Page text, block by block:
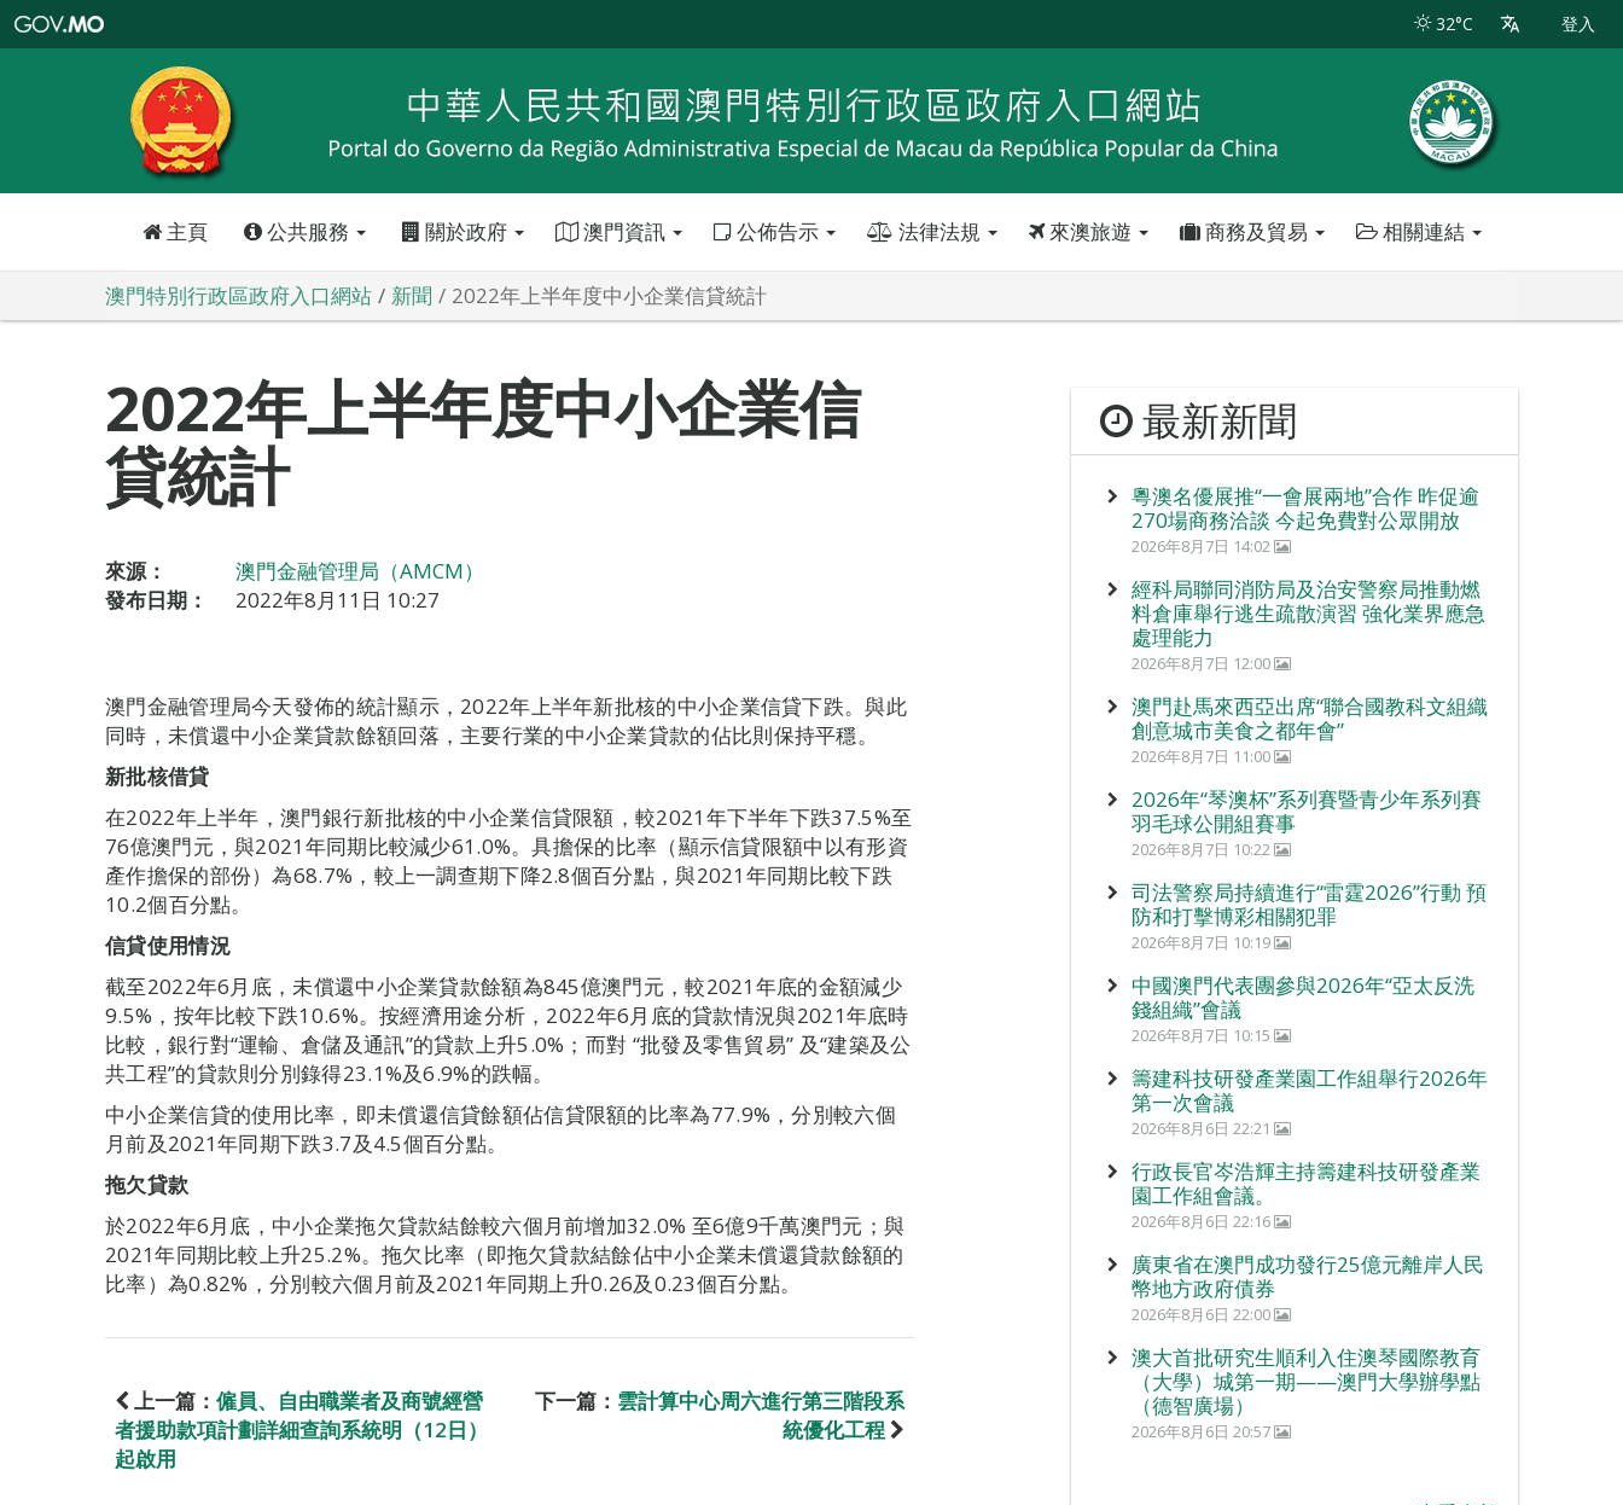
特
政
區
政
口
32°C 登入
主頁 公共服務 關於政府 澳門資訊 公佈告示 法律法規 來澳旅遊 商務及貿易 相關連結
澳門特別行政區政府入口網站 新聞 2022年上半年度中小企業信貸統計
2022年上半年度中小企業信
貸統計
來源：
澳門金融管理局（AMCM）
發布日期：
2022年8月11日 10:27
澳門金融管理局今天發佈的統計顯示，2022年上半年新批核的中小企業信貸下跌。與此
同時，未償還中小企業貸款餘額回落，主要行業的中小企業貸款的佔比則保持平穩。
新批核借貸
在2022年上半年，澳門銀行新批核的中小企業信貸限額，較2021年下半年下跌37.5%至
76億澳門元，與2021年同期比較減少61.0%。具擔保的比率（顯示信貸限額中以有形資
產作擔保的部份）為68.7%，較上一調查期下降2.8個百分點，與2021年同期比較下跌
10.2個百分點。
信貸使用情況
截至2022年6月底，未償還中小企業貸款餘額為845億澳門元，較2021年底的金額減少
9.5%，按年比較下跌10.6%。按經濟用途分析，2022年6月底的貸款情況與2021年底時
比較，銀行對“運輸、倉儲及通訊”的貸款上升5.0%；而對 “批發及零售貿易” 及“建築及公
共工程”的貸款則分別錄得23.1%及6.9%的跌幅。
中小企業信貸的使用比率，即未償還信貸餘額佔信貸限額的比率為77.9%，分別較六個
月前及2021年同期下跌3.7及4.5個百分點。
拖欠貸款
於2022年6月底，中小企業拖欠貸款結餘較六個月前增加32.0% 至6億9千萬澳門元；與
2021年同期比較上升25.2%。拖欠比率（即拖欠貸款結餘佔中小企業未償還貸款餘額的
比率）為0.82%，分別較六個月前及2021年同期上升0.26及0.23個百分點。
上一篇： 僱員、自由職業者及商號經營
者援助款項計劃詳細查詢系統明（12日）
起啟用
下一篇： 雲計算中心周六進行第三階段系
統優化工程
最新新聞
粵澳名優展推“一會展兩地”合作 昨促逾
270場商務洽談 今起免費對公眾開放
2026年8月7日 14:02
經科局聯同消防局及治安警察局推動燃
料倉庫舉行逃生疏散演習 強化業界應急
處理能力
2026年8月7日 12:00
澳門赴馬來西亞出席“聯合國教科文組織
創意城市美食之都年會”
2026年8月7日 11:00
2026年“琴澳杯”系列賽暨青少年系列賽
羽毛球公開組賽事
2026年8月7日 10:22
司法警察局持續進行“雷霆2026”行動 預
防和打擊博彩相關犯罪
2026年8月7日 10:19
中國澳門代表團參與2026年“亞太反洗
錢組織”會議
2026年8月7日 10:15
籌建科技研發產業園工作組舉行2026年
第一次會議
2026年8月6日 22:21
行政長官岑浩輝主持籌建科技研發產業
園工作組會議。
2026年8月6日 22:16
廣東省在澳門成功發行25億元離岸人民
幣地方政府債券
2026年8月6日 22:00
澳大首批研究生順利入住澳琴國際教育
（大學）城第一期——澳門大學辦學點
（德智廣場）
2026年8月6日 20:57